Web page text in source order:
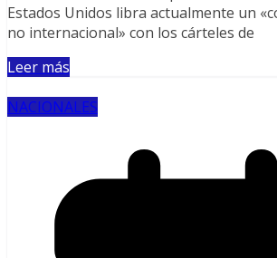
Estados Unidos libra actualmente un
no internacional» con los cárteles de
Leer más
NACIONALES